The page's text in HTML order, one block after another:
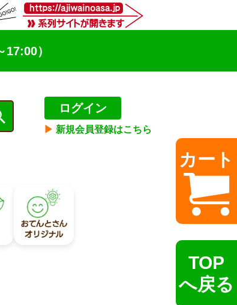
17:00）
ログイン
▶︎ 新規会員登録はこちら
カート
TOP
へ戻る